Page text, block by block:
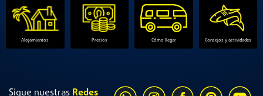
Alojamientos Precios Cómo llegar Consejos y actividades